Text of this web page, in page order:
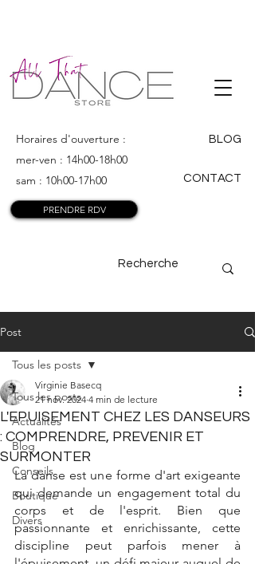
ALL THAT
DANCE
Horaires d'ouverture :
mer-ven : 14h00-18h00
sam : 10h00-17h00
BLOG
CONTACT
PRENDRE RDV
Post
Tous les posts
Actualités
Blog
Conseils
Boutique
Divers
Tous les posts
L'EPUISEMENT CHEZ LES DANSEURS
: COMPRENDRE, PREVENIR ET
SURMONTER
Virginie Basecq
21 nov. 2024 4 min de lecture
La danse est une forme d'art exigeante
qui demande un engagement total du
corps et de l'esprit. Bien que
passionnante et enrichissante, cette
discipline peut parfois mener à